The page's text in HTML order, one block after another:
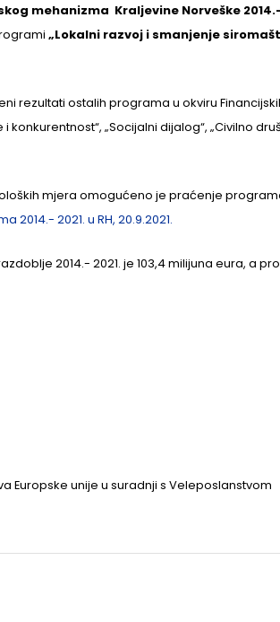
mehanizma Kraljevine Norveške
„Lokalni razvoj i smanjenje
rezultati ostalih programa u okviru
„Socijalni dijalog“, „Civilno
mjera omogućeno je praćenje
2021. u RH, 20.9.2021.
2014.- 2021. je 103,4 milijuna eura, a
Europske unije u suradnji s Veleposlanstvom